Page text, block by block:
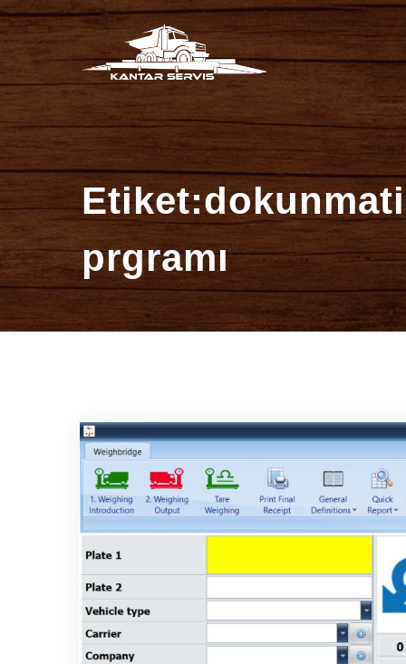
İçeriğe
atla
Kantar
prgramı